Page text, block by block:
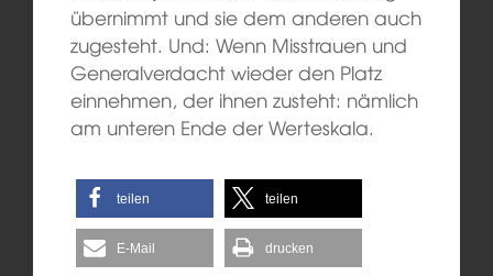
übernimmt und sie dem anderen auch
zugesteht. Und: Wenn Misstrauen und
Generalverdacht wieder den Platz
einnehmen, der ihnen zusteht: nämlich
am unteren Ende der Werteskala.
teilen teilen
E-Mail drucken